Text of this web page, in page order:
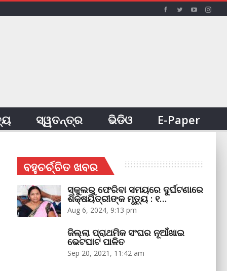
ସ୍ୱତନ୍ତ୍ର ଭିଡିଓ E-Paper
ବହୁଚର୍ଚ୍ଚିତ ଖବର
ସ୍କୁଲରୁ ଫେରିବା ସମୟରେ ଦୁର୍ଘଟଣାରେ
ଶିକ୍ଷୟିତ୍ରୀଙ୍କ ମୃତ୍ୟୁ : ୧…
Aug 6, 2024, 9:13 pm
ଜିଲ୍ଲା ପ୍ରାଥମିକ ସଂଘର ନୂଆଁଖାଇ
ଭେଟଘାଟ ପାଳିତ
Sep 20, 2021, 11:42 am